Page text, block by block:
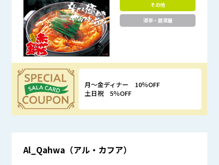
その他
酒亭・居酒屋
優待特典
月～金ディナー 10％OFF
土日祝 5％OFF
Al_Qahwa（アル・カフア）